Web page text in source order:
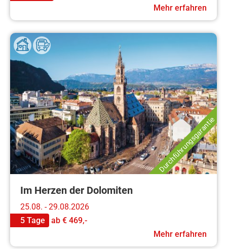
Mehr erfahren
Durchführungsgarantie
Im Herzen der Dolomiten
25.08. - 29.08.2026
5 Tage
ab € 469,-
Mehr erfahren